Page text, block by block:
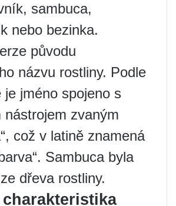
sambuca,
nebo bezinka.
původu
názvu rostliny. Podle
je jméno spojeno s
nástrojem zvaným
což v latině znamená
Sambuca byla
dřeva rostliny.
charakteristika